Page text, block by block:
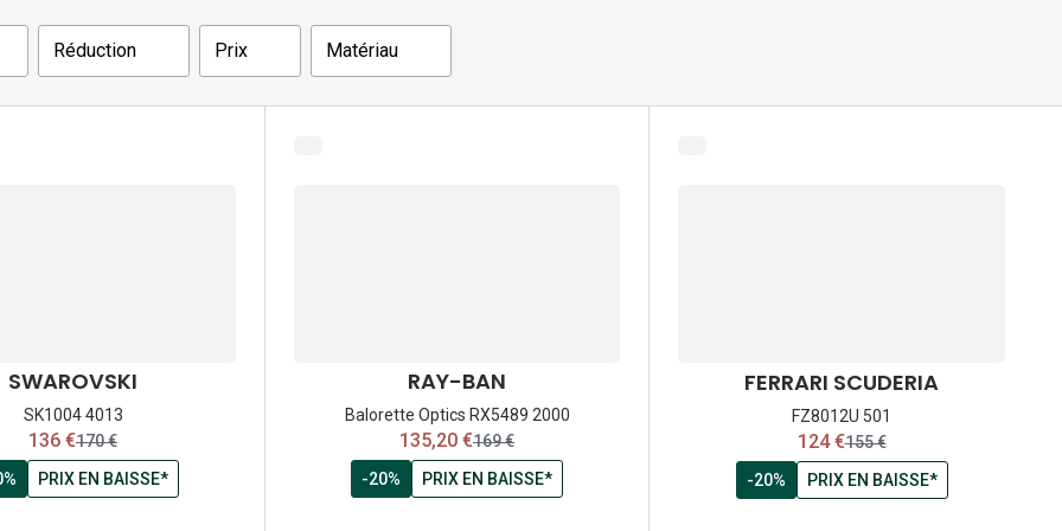
Michael kors
Toutes les marques
Entretenir mes lentilles
Réduction Prix Matériau
SWAROVSKI
SK1004 4013
maintenant:
136 €ancien prix:
170 €
PRIX EN BAISSE*
RAY-BAN
Balorette Optics RX5489 2000
maintenant:
135,20 €ancien prix:
169 €
-20%
PRIX EN BAISSE*
FERRARI SCUDERIA
FZ8012U 501
maintenant:
124 €ancien prix:
155 €
-20%
PRIX EN BAISSE*